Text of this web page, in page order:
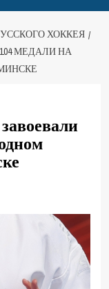
ХОККЕЯ
МЕДАЛИ НА